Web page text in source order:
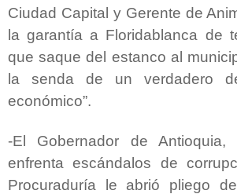
Ciudad Capital y Gerente de
la garantía a Floridablanca de
que saque del estanco al
la senda de un verdadero
económico”.
-El Gobernador de Antioquia,
enfrenta escándalos de
Procuraduría le abrió pliego